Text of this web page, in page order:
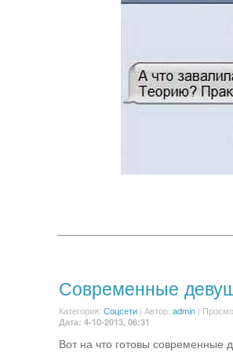
Современные
Категория: Соцсети | Автор: admin |
Дата: 4-10-2013, 06:31
Вот на что готовы современные